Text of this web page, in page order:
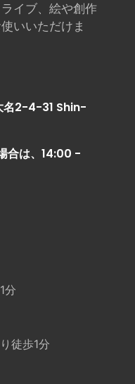
イブ、絵や創作
いいただけま
名2-4-31 Shin-
合は、14:00 -
分
徒歩1分